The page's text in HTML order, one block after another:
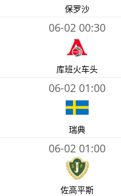
保罗沙
06-02 00:30
库班火车头
06-02 01:00
瑞典
06-02 01:00
佐高平斯